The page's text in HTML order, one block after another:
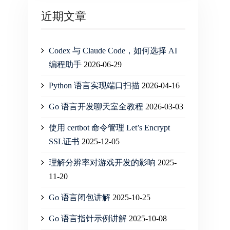
近期文章
Codex 与 Claude Code，如何选择 AI
编程助手 2026-06-29
Python 语言实现端口扫描 2026-04-16
Go 语言开发聊天室全教程 2026-03-03
使用 certbot 命令管理 Let’s Encrypt
SSL证书 2025-12-05
理解分辨率对游戏开发的影响 2025-
11-20
Go 语言闭包讲解 2025-10-25
Go 语言指针示例讲解 2025-10-08